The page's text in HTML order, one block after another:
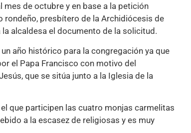
de octubre y en base a la petición
rondeño, presbítero de la Archidiócesis de
la alcaldesa el documento de la solicitud.
año histórico para la congregación ya que
el Papa Francisco con motivo del
que se sitúa junto a la Iglesia de la
que participen las cuatro monjas carmelitas
a la escasez de religiosas y es muy